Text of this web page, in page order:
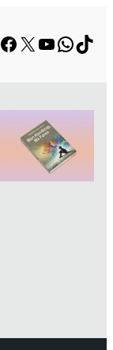
Facebook
X YouTube